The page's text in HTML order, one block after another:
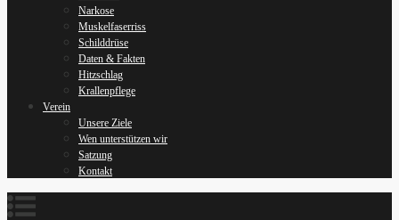
Narkose
Muskelfaserriss
Schilddrüse
Daten & Fakten
Hitzschlag
Krallenpflege
Verein
Unsere Ziele
Wen unterstützen wir
Satzung
Kontakt